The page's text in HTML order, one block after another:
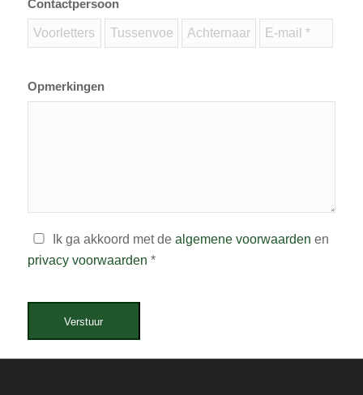
Contactpersoon
Opmerkingen
Ik ga akkoord met de algemene voorwaarden en
privacy voorwaarden *
Verstuur